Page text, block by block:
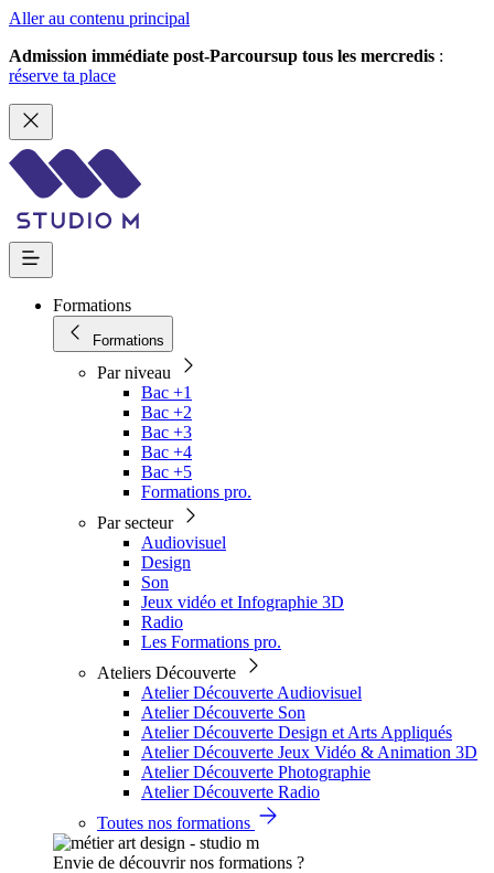
Aller au contenu principal
Admission immédiate post-Parcoursup tous les mercredis :
réserve ta place
Formations
Formations
Par niveau
Bac +1
Bac +2
Bac +3
Bac +4
Bac +5
Formations pro.
Par secteur
Audiovisuel
Design
Son
Jeux vidéo et Infographie 3D
Radio
Les Formations pro.
Ateliers Découverte
Atelier Découverte Audiovisuel
Atelier Découverte Son
Atelier Découverte Design et Arts Appliqués
Atelier Découverte Jeux Vidéo & Animation 3D
Atelier Découverte Photographie
Atelier Découverte Radio
Toutes nos formations
Envie de découvrir nos formations ?